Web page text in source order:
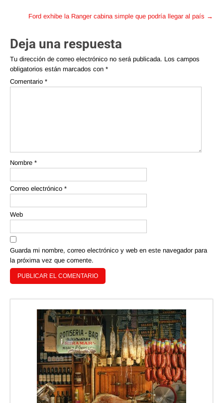
Ford exhibe la Ranger cabina simple que podría llegar al país →
Deja una respuesta
Tu dirección de correo electrónico no será publicada. Los campos
obligatorios están marcados con *
Comentario *
Nombre *
Correo electrónico *
Web
Guarda mi nombre, correo electrónico y web en este navegador para
la próxima vez que comente.